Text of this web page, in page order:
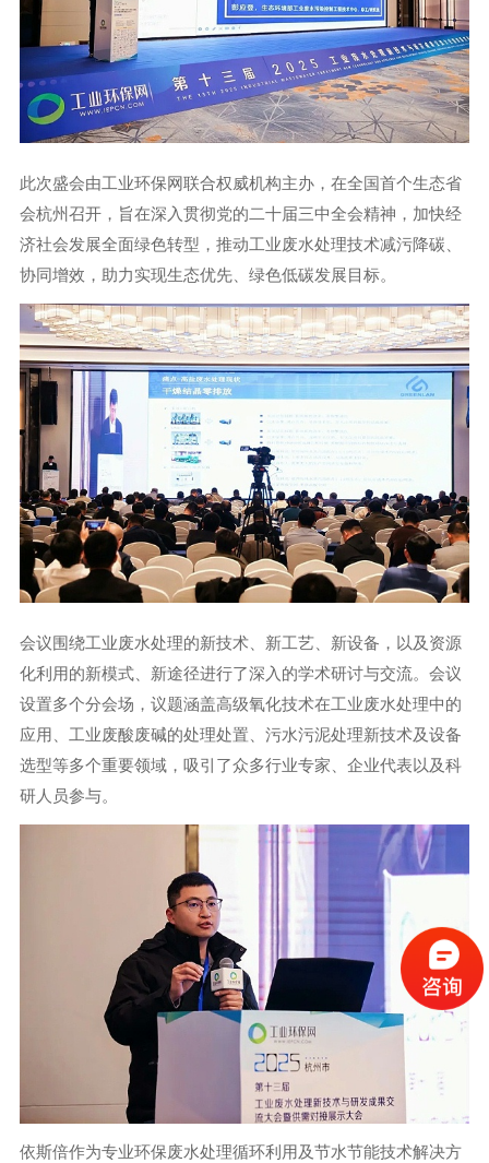
此次盛会由工业环保网联合权威机构主办，在全国首个生态省
会杭州召开，旨在深入贯彻党的二十届三中全会精神，加快经
济社会发展全面绿色转型，推动工业废水处理技术减污降碳、
协同增效，助力实现生态优先、绿色低碳发展目标。
会议围绕工业废水处理的新技术、新工艺、新设备，以及资源
化利用的新模式、新途径进行了深入的学术研讨与交流。会议
设置多个分会场，议题涵盖高级氧化技术在工业废水处理中的
应用、工业废酸废碱的处理处置、污水污泥处理新技术及设备
选型等多个重要领域，吸引了众多行业专家、企业代表以及科
研人员参与。
依斯倍作为专业环保废水处理循环利用及节水节能技术解决方